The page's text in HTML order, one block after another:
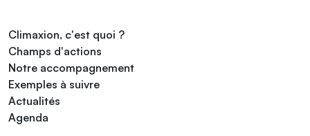
Climaxion, c'est quoi ?
Champs d'actions
Notre accompagnement
Exemples à suivre
Actualités
Agenda